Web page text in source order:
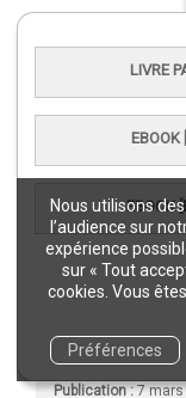
Nous utilisons
l’audience sur
expérience
sur « Tout
cookies. Vous
Préférences
LIVRE
EBOOK
EBOOK
Langue(s) :
Éditeur : Éditions
Collection : Idées
Publication :7 mars